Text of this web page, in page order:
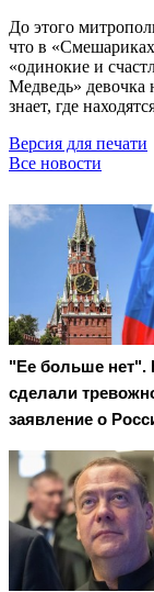
До этого
что в
«одинокие и
Медведь» девочка
знает, где
Версия для печати
Все новости
"Ее больше
сделали
заявление о